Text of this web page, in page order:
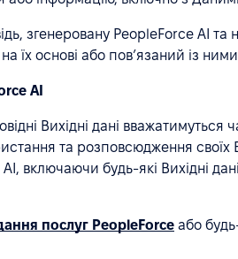
згенеровану PeopleForce AI та
їх основі або пов’язаний із
AI
Вихідні дані вважатимуться
та розповсюдження своїх
включаючи будь-які Вихідні
послуг PeopleForce або